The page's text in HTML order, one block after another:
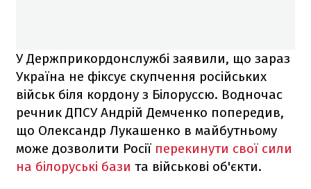
У Держприкордонслужбі заявили, що зараз
Україна не фіксує скупчення російських
військ біля кордону з Білоруссю. Водночас
речник ДПСУ Андрій Демченко попередив,
що Олександр Лукашенко в майбутньому
може дозволити Росії перекинути свої сили
на білоруські бази та військові об'єкти.